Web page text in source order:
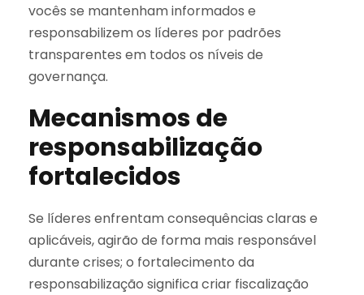
vocês se mantenham informados e
responsabilizem os líderes por padrões
transparentes em todos os níveis de
governança.
Mecanismos de
responsabilização
fortalecidos
Se líderes enfrentam consequências claras e
aplicáveis, agirão de forma mais responsável
durante crises; o fortalecimento da
responsabilização significa criar fiscalização